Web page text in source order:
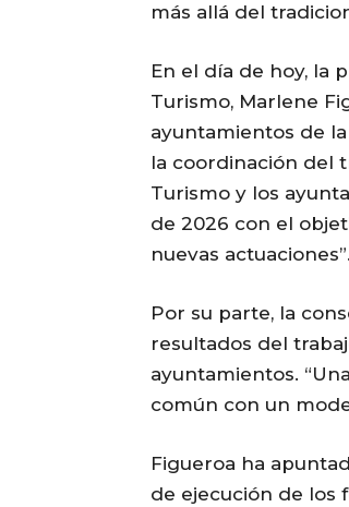
más allá del
En el día de hoy, la
Turismo, Marlene
ayuntamientos de
la coordinación del
Turismo y los
de 2026 con el
nuevas actuaciones”.
Por su parte, la
resultados del
ayuntamientos.
común con un
Figueroa ha
de ejecución de los